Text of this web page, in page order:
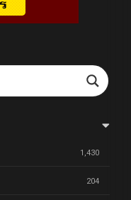
1,430
204